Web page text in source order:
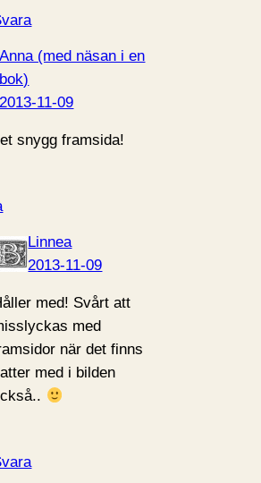
Anna (med näsan i en
bok)
2013-11-09
snygg framsida!
Linnea
2013-11-09
med! Svårt att
med
när det finns
med i bilden